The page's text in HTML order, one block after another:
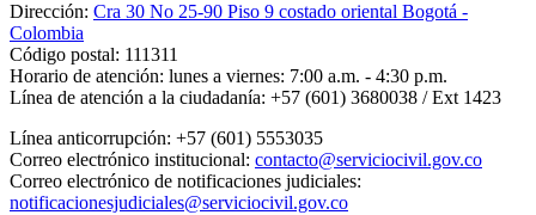
Dirección: Cra 30 No 25-90 Piso 9 costado oriental Bogotá -
Colombia
Código postal: 111311
Horario de atención: lunes a viernes: 7:00 a.m. - 4:30 p.m.
Línea de atención a la ciudadanía: +57 (601) 3680038 / Ext 1423
Línea anticorrupción: +57 (601) 5553035
Correo electrónico institucional: contacto@serviciocivil.gov.co
Correo electrónico de notificaciones judiciales:
notificacionesjudiciales@serviciocivil.gov.co